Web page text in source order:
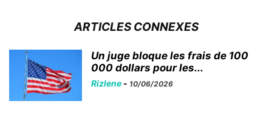
ARTICLES CONNEXES
Un juge bloque les frais de 100
000 dollars pour les...
Rizlene - 10/06/2026